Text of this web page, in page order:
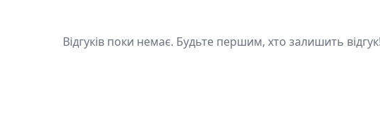
Відгуків поки немає. Будьте першим, хто залишить